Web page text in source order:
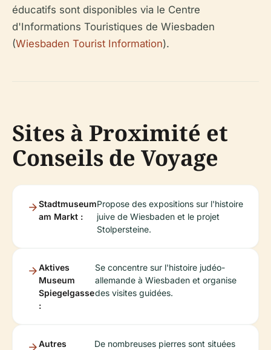
éducatifs sont disponibles via le Centre
d'Informations Touristiques de Wiesbaden
(Wiesbaden Tourist Information).
Sites à Proximité et
Conseils de Voyage
Stadtmuseum
am Markt :
Propose des expositions sur l'histoire
juive de Wiesbaden et le projet
Stolpersteine.
Aktives
Museum
Spiegelgasse
:
Se concentre sur l'histoire judéo-
allemande à Wiesbaden et organise
des visites guidées.
Autres
De nombreuses pierres sont situées